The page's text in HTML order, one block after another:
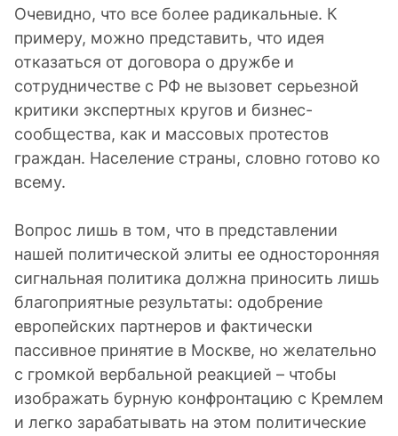
Очевидно, что все более радикальные. К
примеру, можно представить, что идея
отказаться от договора о дружбе и
сотрудничестве с РФ не вызовет серьезной
критики экспертных кругов и бизнес-
сообщества, как и массовых протестов
граждан. Население страны, словно готово ко
всему.
Вопрос лишь в том, что в представлении
нашей политической элиты ее односторонняя
сигнальная политика должна приносить лишь
благоприятные результаты: одобрение
европейских партнеров и фактически
пассивное принятие в Москве, но желательно
с громкой вербальной реакцией – чтобы
изображать бурную конфронтацию с Кремлем
и легко зарабатывать на этом политические